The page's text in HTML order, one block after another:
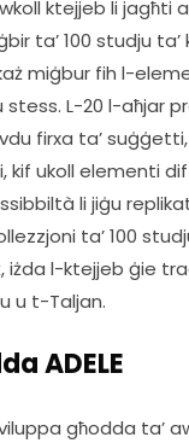
ta’ 100 studju ta’
miġbur fih l-
stess. L-20 l-aħjar
firxa ta’
kif ukoll elementi
li jiġu
ta’ 100
iżda l-ktejjeb ġie
u t-Taljan.
ADELE